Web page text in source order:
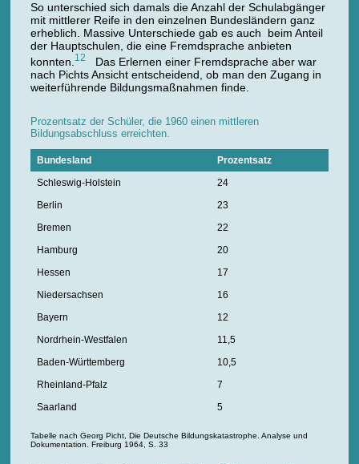
So unterschied sich damals die Anzahl der Schulabgänger
mit mittlerer Reife in den einzelnen Bundesländern ganz
erheblich. Massive Unterschiede gab es auch beim Anteil
der Hauptschulen, die eine Fremdsprache anbieten
konnten. 12
Das Erlernen einer Fremdsprache aber war
nach Pichts Ansicht entscheidend, ob man den Zugang in
weiterführende Bildungsmaßnahmen finde.
Prozentsatz der Schüler, die 1960 einen mittleren
Bildungsabschluss erreichten.
Bundesland Prozentsatz
Schleswig-Holstein 24
Berlin 23
Bremen 22
Hamburg 20
Hessen 17
Niedersachsen 16
Bayern 12
Nordrhein-Westfalen 11,5
Baden-Württemberg 10,5
Rheinland-Pfalz 7
Saarland 5
Tabelle nach Georg Picht, Die Deutsche Bildungskatastrophe. Analyse und
Dokumentation. Freiburg 1964, S. 33